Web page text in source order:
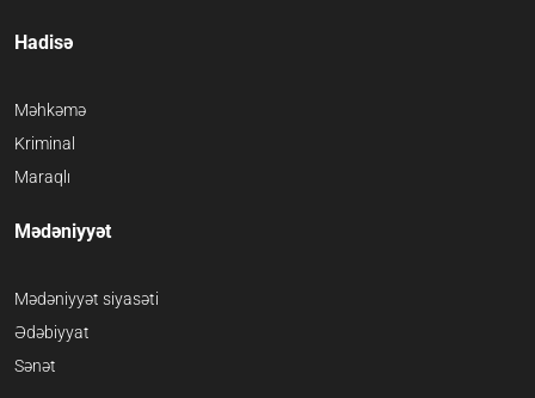
Hadisə
Məhkəmə
Kriminal
Maraqlı
Mədəniyyət
Mədəniyyət siyasəti
Ədəbiyyat
Sənət